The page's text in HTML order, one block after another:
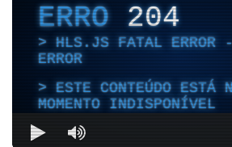
ERRO204
HLS.JS FATAL ERROR -
ERROR
ESTE CONTEÚDO ESTÁ
MOMENTO INDISPONÍVEL